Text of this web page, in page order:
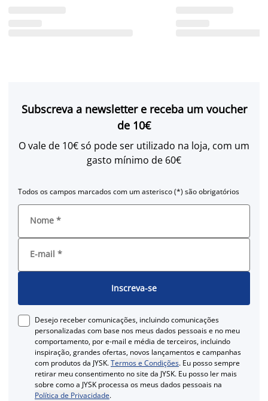
Subscreva a newsletter e receba um voucher
de 10€
O vale de 10€ só pode ser utilizado na loja, com um
gasto mínimo de 60€
Todos os campos marcados com um asterisco (*) são obrigatórios
Nome *
E-mail *
Inscreva-se
Desejo receber comunicações, incluindo comunicações
personalizadas com base nos meus dados pessoais e no meu
comportamento, por e-mail e média de terceiros, incluindo
inspiração, grandes ofertas, novos lançamentos e campanhas
com produtos da JYSK.Termos e Condições. Eu posso sempre
retirar meu consentimento no site da JYSK. Eu posso ler mais
sobre como a JYSK processa os meus dados pessoais na
Política de Privacidade.